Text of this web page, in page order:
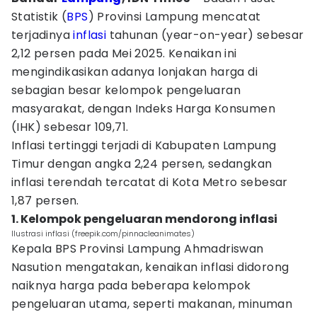
Statistik (BPS) Provinsi Lampung mencatat
terjadinyainflasi tahunan (year-on-year) sebesar
2,12 persen pada Mei 2025. Kenaikan ini
mengindikasikan adanya lonjakan harga di
sebagian besar kelompok pengeluaran
masyarakat, dengan Indeks Harga Konsumen
(IHK) sebesar 109,71.
Inflasi tertinggi terjadi di Kabupaten Lampung
Timur dengan angka 2,24 persen, sedangkan
inflasi terendah tercatat di Kota Metro sebesar
1,87 persen.
1. Kelompok pengeluaran mendorong inflasi
Ilustrasi inflasi (freepik.com/pinnacleanimates)
Kepala BPS Provinsi Lampung Ahmadriswan
Nasution mengatakan, kenaikan inflasi didorong
naiknya harga pada beberapa kelompok
pengeluaran utama, seperti makanan, minuman